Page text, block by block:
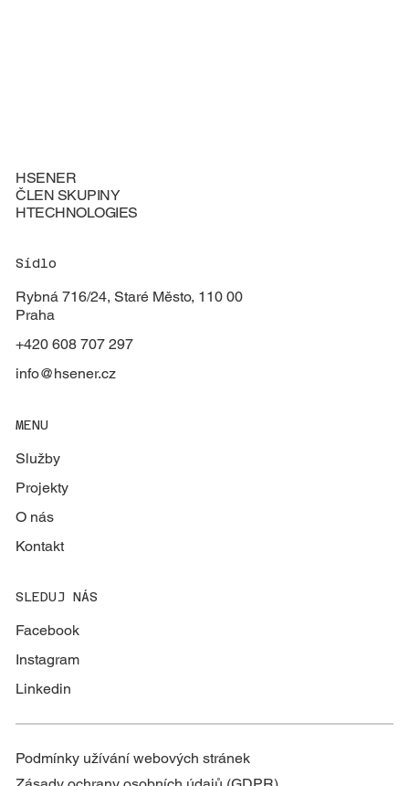
HSENER
ČLEN SKUPINY
HTECHNOLOGIES
Sídlo
Rybná 716/24, Staré Město, 110 00
Praha
+420 608 707 297
info@hsener.cz
MENU
Služby
Projekty
O nás
Kontakt
SLEDUJ NÁS
Facebook
Instagram
Linkedin
Podmínky užívání webových stránek